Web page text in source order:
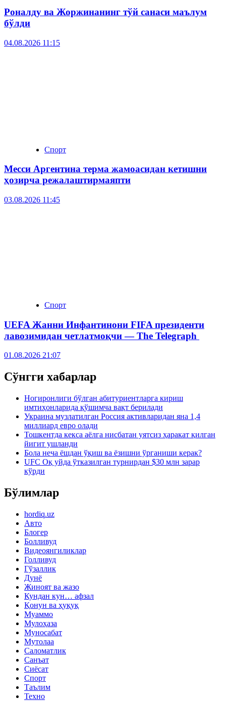
Роналду ва Жоржинанинг тўй санаси маълум
бўлди
04.08.2026 11:15
Спорт
Месси Аргентина терма жамоасидан кетишни
ҳозирча режалаштирмаяпти
03.08.2026 11:45
Спорт
UEFA Жанни Инфантинони FIFA президенти
лавозимидан четлатмоқчи — The Telegraph
01.08.2026 21:07
Сўнгги хабарлар
Ногиронлиги бўлган абитуриентларга кириш
имтиҳонларида қўшимча вақт берилади
Украина музлатилган Россия активларидан яна 1,4
миллиард евро олади
Тошкентда кекса аёлга нисбатан уятсиз ҳаракат қилган
йигит ушланди
Бола неча ёшдан ўқиш ва ёзишни ўрганиши керак?
UFC Оқ уйда ўтказилган турнирдан $30 млн зарар
кўрди
Бўлимлар
hordiq.uz
Авто
Блогер
Болливуд
Видеоянгиликлар
Голливуд
Гўзаллик
Дунё
Жиноят ва жазо
Кундан кун… афзал
Қонун ва ҳуқуқ
Муаммо
Мулоҳаза
Муносабат
Мутолаа
Саломатлик
Санъат
Сиёсат
Спорт
Таълим
Техно